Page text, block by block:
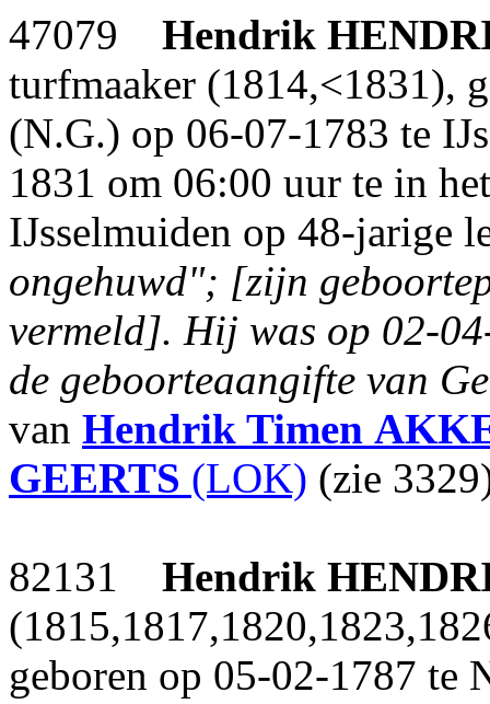
47079 Hendrik
turfmaaker (1814,<1831),
(N.G.) op 06-07-1783 te
1831 om 06:00 uur te in
IJsselmuiden op 48-jarige
ongehuwd"; [zijn
vermeld]. Hij was op 02-
de geboorteaangifte van
van Hendrik Timen
GEERTS (LOK) (zie
82131 Hendrik
geboren op 05-02-1787 te